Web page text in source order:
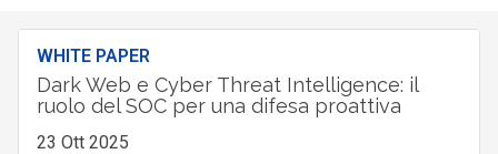
WHITE PAPER
Dark Web e Cyber Threat Intelligence: il
ruolo del SOC per una difesa proattiva
23 Ott 2025